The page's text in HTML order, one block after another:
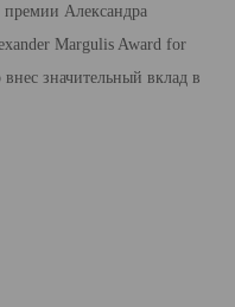
премии Александра
Margulis Award for
значительный вклад в